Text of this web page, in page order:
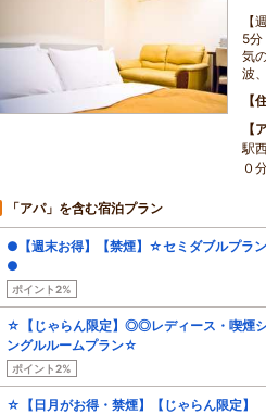
【
5
気
波
駅
０
「アパ」を含む宿泊プラン
●【週末お得】【禁煙】☆セミダブルプラン
●
ポイント2%
☆【じゃらん限定】◎◎レディース・喫煙
ングルルームプラン☆
ポイント2%
☆【日月がお得・禁煙】【じゃらん限定】